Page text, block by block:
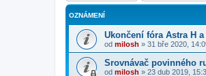
OZNÁMENÍ
Ukončení fóra Astra H
od milosh » 31 bře 2020,
Srovnávač povinného
od milosh » 23 dub 2019,